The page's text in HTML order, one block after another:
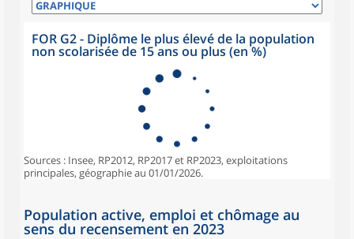
FOR G2 - Diplôme le plus élevé de la population
non scolarisée de 15 ans ou plus (en %)
Sources : Insee, RP2012, RP2017 et RP2023, exploitations
principales, géographie au 01/01/2026.
Population active, emploi et chômage au
sens du recensement en 2023